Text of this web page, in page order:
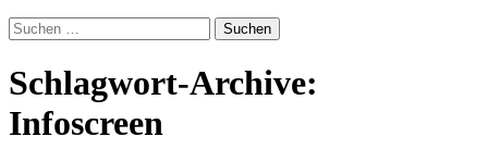
Suchen
nach:
Schlagwort-Archive:
Infoscreen